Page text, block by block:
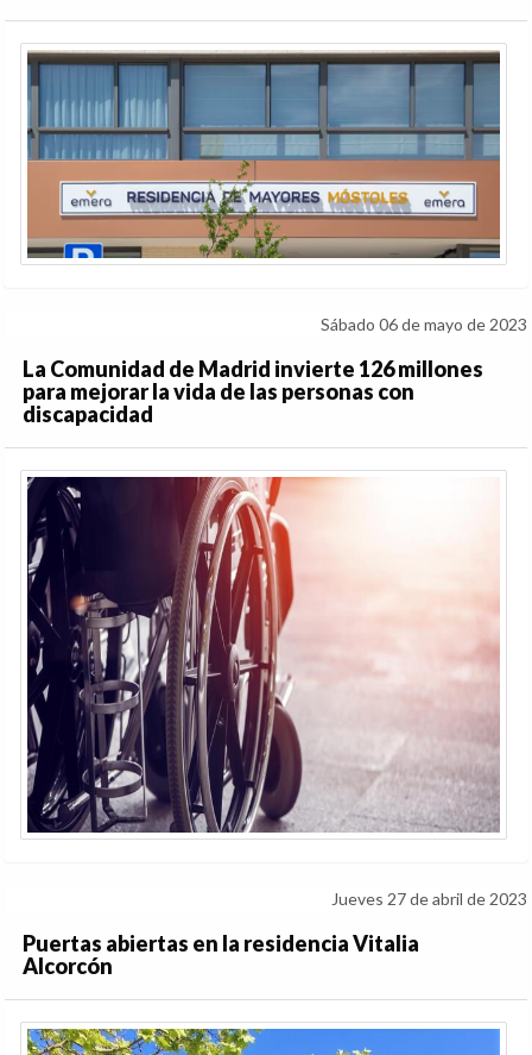
Sábado 06 de mayo de 2023
La Comunidad de Madrid invierte 126 millones
para mejorar la vida de las personas con
discapacidad
Jueves 27 de abril de 2023
Puertas abiertas en la residencia Vitalia
Alcorcón